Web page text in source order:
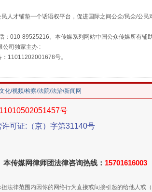
重拳出击！专项整治午间酒驾
人才铺垫一个话语权平台，促进国际之间公众/民众/公民
：010-89525216。本传媒系列网站中国公众传媒所有辅
公司独家主办 :
11011202001678号。
化/视频/检察/法院/法治/新闻网
号
可证:（京）字第31140号
传媒网律师团法律咨询热线： 15701616003
法律范围内因你的网络行为直接或间接引起的给他人或